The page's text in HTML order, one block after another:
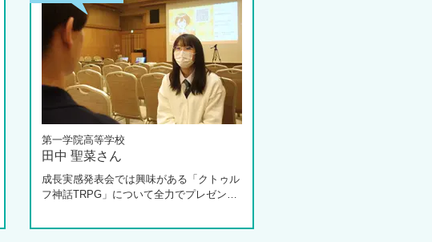
第一学院高等学校
田中 聖菜さん
成長実感発表会では興味がある「クトゥル
フ神話TRPG」について全力でプレゼンし
の中で体調を崩し、12月に第一学院高等学